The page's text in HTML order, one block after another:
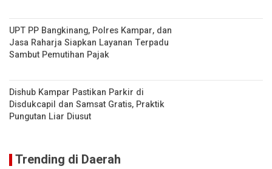
UPT PP Bangkinang, Polres Kampar, dan
Jasa Raharja Siapkan Layanan Terpadu
Sambut Pemutihan Pajak
Dishub Kampar Pastikan Parkir di
Disdukcapil dan Samsat Gratis, Praktik
Pungutan Liar Diusut
Trending di Daerah